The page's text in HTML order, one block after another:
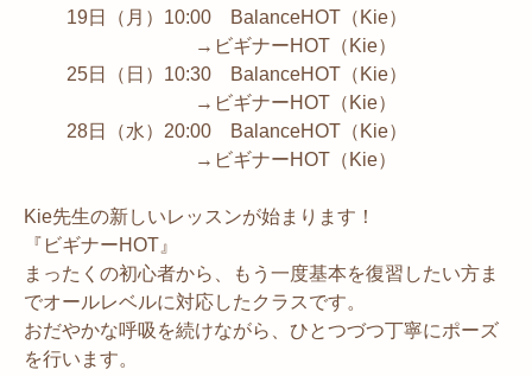
19日（月）10:00 BalanceHOT（Kie）
→ビギナーHOT（Kie）
25日（日）10:30 BalanceHOT（Kie）
→ビギナーHOT（Kie）
28日（水）20:00 BalanceHOT（Kie）
→ビギナーHOT（Kie）
Kie先生の新しいレッスンが始まります！
『ビギナーHOT』
まったくの初心者から、もう一度基本を復習したい方ま
でオールレベルに対応したクラスです。
おだやかな呼吸を続けながら、ひとつづつ丁寧にポーズ
を行います。